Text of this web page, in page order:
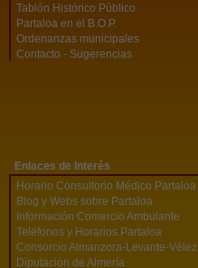
Tablón Histórico Público
Partaloa en el B.O.P.
Ordenanzas municipales
Contacto - Sugerencias
Enlaces de Interés
Horario Consultorio Médico Partaloa
Blog y Webs sobre Partaloa
Información Comercio Ambulante
Teléfonos y Horarios Partaloa
Consorcio Almanzora-Levante-Vélez
Diputación de Almería